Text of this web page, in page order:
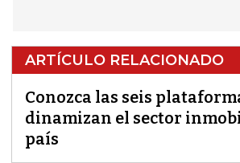
ARTÍCULO RELACIONADO
Conozca las seis
dinamizan el sector
país